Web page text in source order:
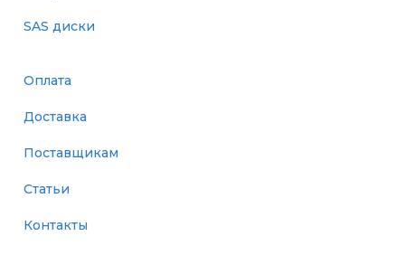
SAS диски
Оплата
Доставка
Поставщикам
Статьи
Контакты